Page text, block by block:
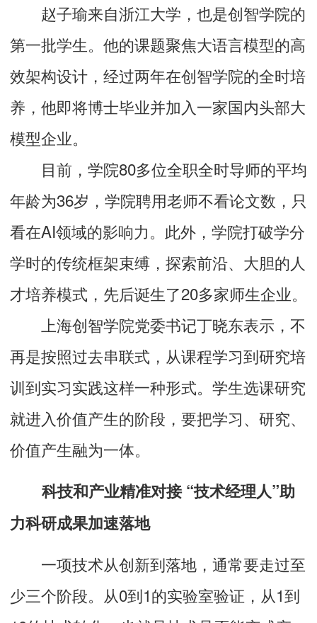
赵子瑜来自浙江大学，也是创智学院的
第一批学生。他的课题聚焦大语言模型的高
效架构设计，经过两年在创智学院的全时培
养，他即将博士毕业并加入一家国内头部大
模型企业。
目前，学院80多位全职全时导师的平均
年龄为36岁，学院聘用老师不看论文数，只
看在AI领域的影响力。此外，学院打破学分
学时的传统框架束缚，探索前沿、大胆的人
才培养模式，先后诞生了20多家师生企业。
上海创智学院党委书记丁晓东表示，不
再是按照过去串联式，从课程学习到研究培
训到实习实践这样一种形式。学生选课研究
就进入价值产生的阶段，要把学习、研究、
价值产生融为一体。
科技和产业精准对接 “技术经理人”助
力科研成果加速落地
一项技术从创新到落地，通常要走过至
少三个阶段。从0到1的实验室验证，从1到